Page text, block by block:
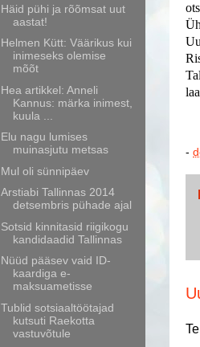
-
Häid pühi ja rõõmsat uut
aastat!
Helmen Kütt: Väärikus kui
inimeseks olemise
mõõt
Hea artikkel: Anneli
Kannus: märka inimest,
kuula ...
Elu nagu lumises
muinasjutu metsas
Mul oli sünnipäev
Arstiabi Tallinnas 2014
detsembris pühade ajal
Sotsid kinnitasid riigikogu
kandidaadid Tallinnas
Nüüd pääsev vaid ID-
kaardiga e-
maksuametisse
Tublid sotsiaaltöötajad
kutsuti Raekotta
vastuvõtule